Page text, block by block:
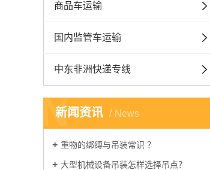
商品车运输
国内监管车运输
中东非洲快递专线
新闻资讯 News
N
重物的绑缚与吊装常识 ？​
大型机械设备吊装怎样选择吊点？